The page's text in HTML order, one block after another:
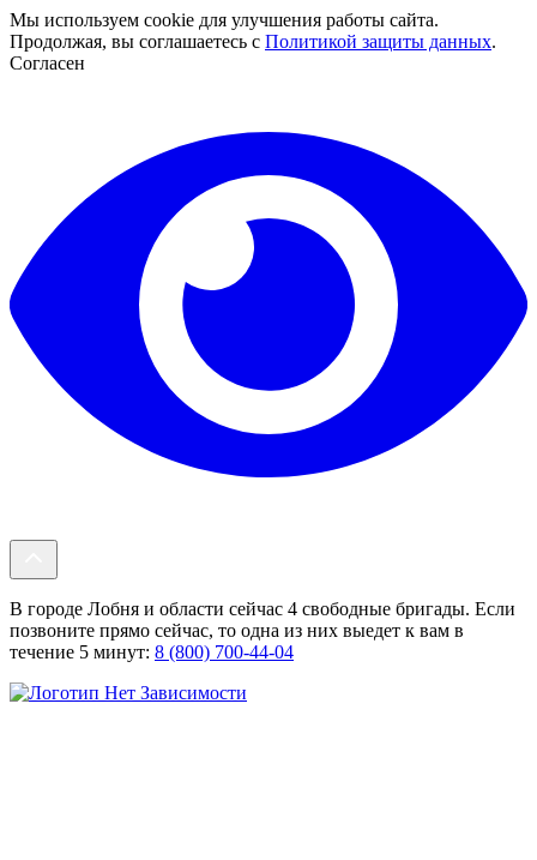
Мы используем cookie для улучшения работы сайта.
Продолжая, вы соглашаетесь с Политикой защиты данных.
Согласен
В городе Лобня и области сейчас 4 свободные бригады. Если
позвоните прямо сейчас, то одна из них выедет к вам в
течение 5 минут: 8 (800) 700-44-04